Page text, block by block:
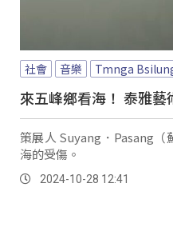
社會 音樂 Tmnga
來五峰鄉看海！ 泰雅
策展人 Suyang．Pasang（
海的受傷。
2024-10-28 12:41